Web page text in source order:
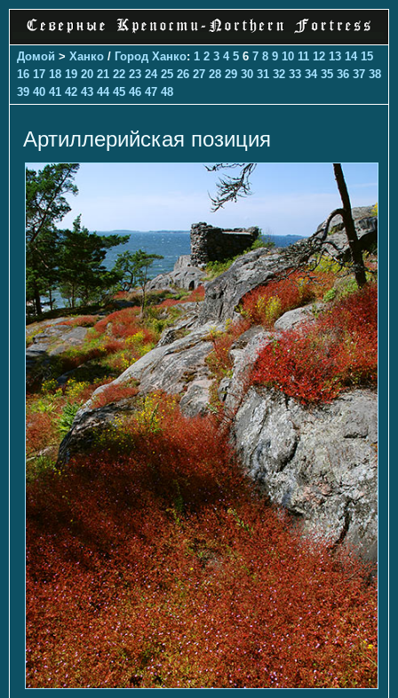
Домой > Ханко / Город Ханко: 1 2 3 4 5 6 7 8 9 10 11 12 13 14 15
16 17 18 19 20 21 22 23 24 25 26 27 28 29 30 31 32 33 34 35 36 37 38
39 40 41 42 43 44 45 46 47 48
Артиллерийская позиция